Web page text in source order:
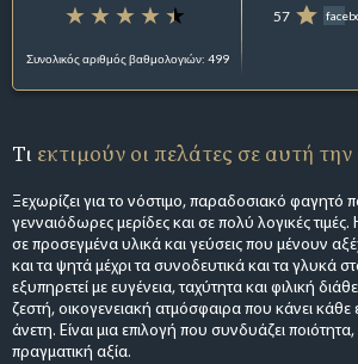
Συνολικός αριθμός βαθμολογιών: 499
57
Τι εκτιμούν οι πελάτες σε αυτή την
Ξεχωρίζει για το νόστιμο, παραδοσιακό φαγητό
γενναιόδωρες μερίδες και σε πολύ λογικές
σε προσεγμένα υλικά και γεύσεις που μένουν
και τα ψητά μέχρι τα συνοδευτικά και τα γλυκά
εξυπηρετεί με ευγένεια, ταχύτητα και φιλική
ζεστή, οικογενειακή ατμόσφαιρα που κάνει κάθε
άνετη. Είναι μια επιλογή που συνδυάζει
πραγματική αξία.